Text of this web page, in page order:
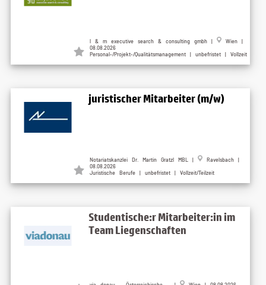
l & m executive search & consulting gmbh |
Wien |
08.08.2026
Personal-/Projekt-/Qualitätsmanagement | unbefristet | Vollzeit
juristischer Mitarbeiter (m/w)
Notariatskanzlei Dr. Martin Gratzl MBL |
Ravelsbach |
08.08.2026
Juristische Berufe | unbefristet | Vollzeit/Teilzeit
Studentische:r Mitarbeiter:in im
Team Liegenschaften